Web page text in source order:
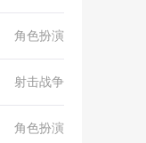
角色扮演
射击战争
角色扮演